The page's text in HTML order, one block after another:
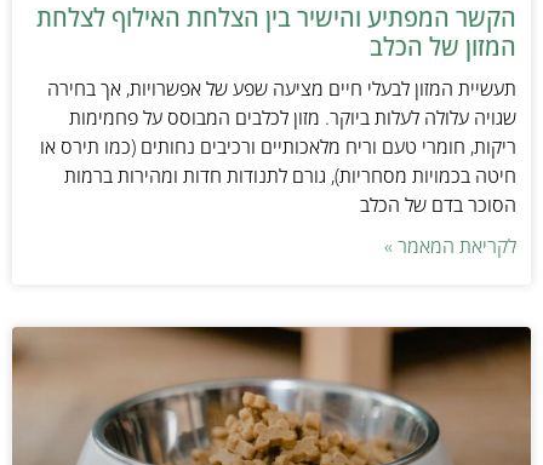
הקשר המפתיע והישיר בין הצלחת האילוף לצלחת
המזון של הכלב
תעשיית המזון לבעלי חיים מציעה שפע של אפשרויות, אך בחירה
שגויה עלולה לעלות ביוקר. מזון לכלבים המבוסס על פחמימות
ריקות, חומרי טעם וריח מלאכותיים ורכיבים נחותים (כמו תירס או
חיטה בכמויות מסחריות), גורם לתנודות חדות ומהירות ברמות
הסוכר בדם של הכלב
לקריאת המאמר »